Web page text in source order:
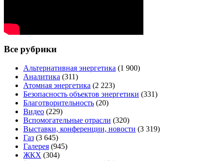
Все рубрики
Альтернативная энергетика (1 900)
Аналитика (311)
Атомная энергетика (2 223)
Безопасность объектов энергетики (331)
Благотворительность (20)
Видео (229)
Вспомогательные отрасли (320)
Выставки, конференции, новости (3 319)
Газ (3 645)
Галерея (945)
ЖКХ (304)